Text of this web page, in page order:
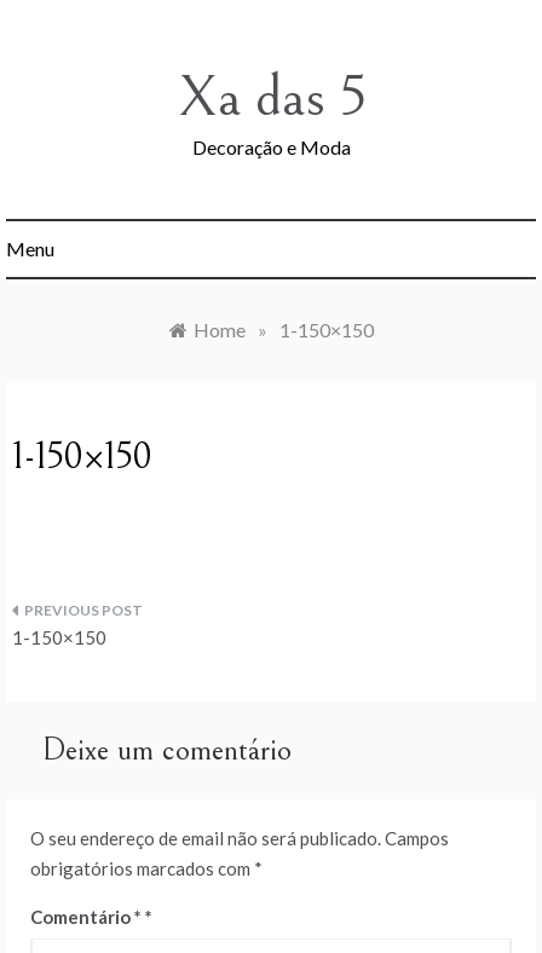
Xa das 5
Decoração e Moda
Menu
Home » 1-150×150
1-150×150
Navegação
artigos
1-150×150
Deixe um comentário
O seu endereço de email não será publicado.Campos
obrigatórios marcados com *
Comentário*